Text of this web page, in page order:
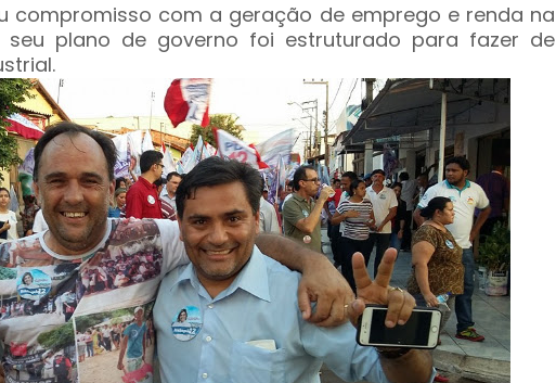
compromisso com a geração de emprego e renda na
plano de governo foi estruturado para fazer de